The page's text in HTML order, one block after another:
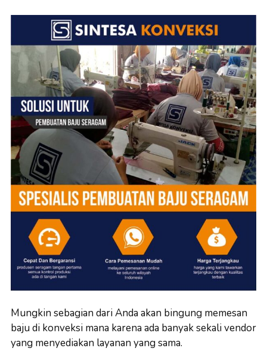
Mungkin sebagian dari Anda akan bingung memesan
baju di konveksi mana karena ada banyak sekali vendor
yang menyediakan layanan yang sama.